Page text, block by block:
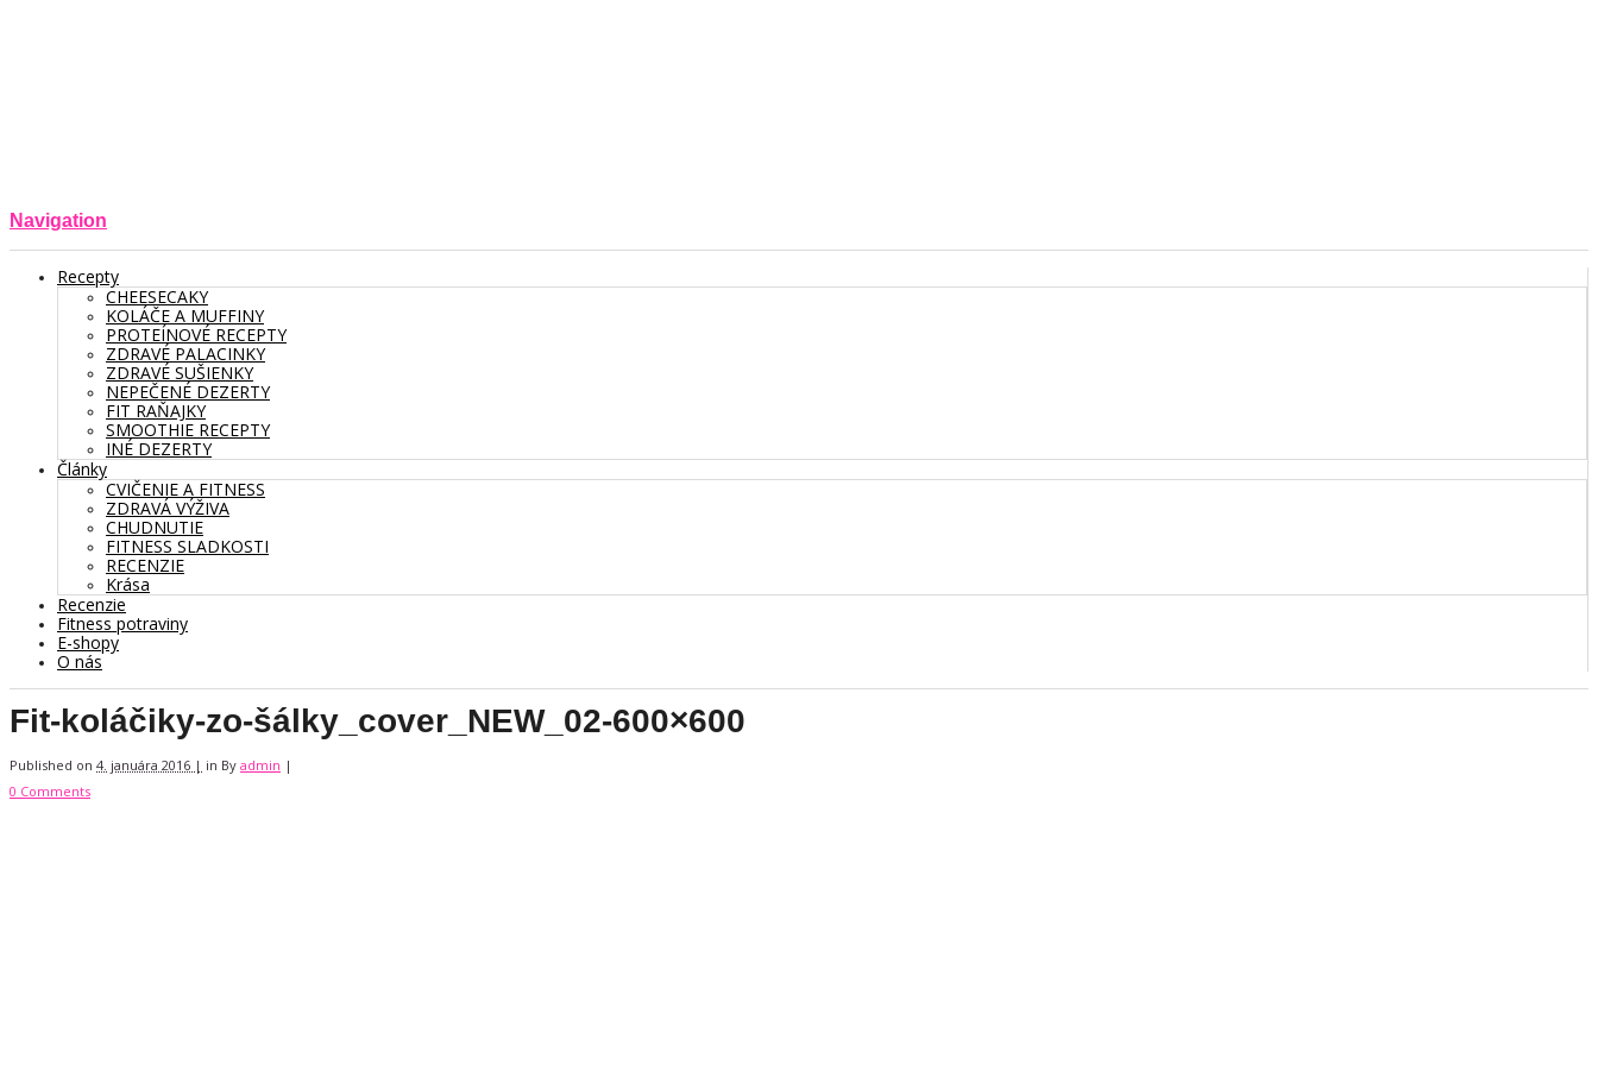
Navigation
Recepty
CHEESECAKY
KOLÁČE A MUFFINY
PROTEÍNOVÉ RECEPTY
ZDRAVÉ PALACINKY
ZDRAVÉ SUŠIENKY
NEPEČENÉ DEZERTY
FIT RAŇAJKY
SMOOTHIE RECEPTY
INÉ DEZERTY
Články
CVIČENIE A FITNESS
ZDRAVÁ VÝŽIVA
CHUDNUTIE
FITNESS SLADKOSTI
RECENZIE
Krása
Recenzie
Fitness potraviny
E-shopy
O nás
Fit-koláčiky-zo-šálky_cover_NEW_02-600×600
Published on 4. januára 2016 | in By admin |
0 Comments